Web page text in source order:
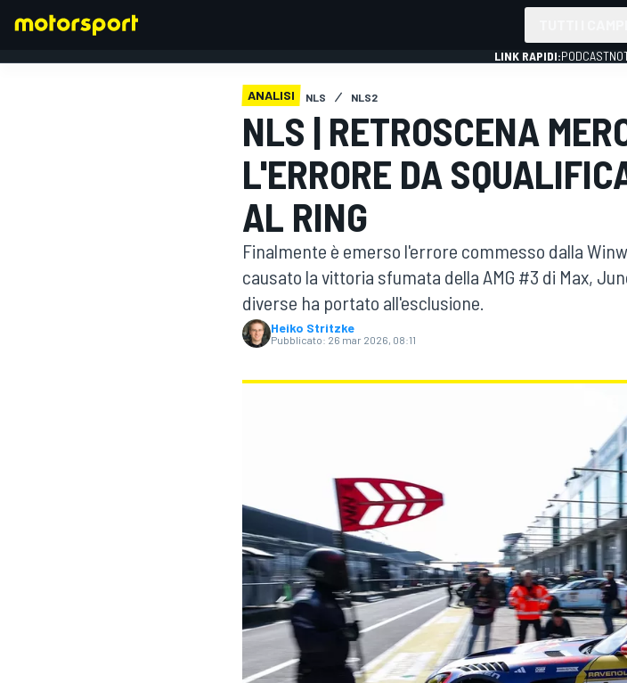
LINK RAPIDI:PODCAST
ANALISI NLS NLS2
NLS | RETROSCENA
L'ERRORE DA
AL RING
Finalmente è emerso l'errore commesso dalla
causato la vittoria sfumata della AMG #3 di Max,
diverse ha portato all'esclusione.
Heiko Stritzke
Pubblicato: 26 mar 2026, 08:11